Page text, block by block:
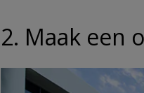
2. Maak een